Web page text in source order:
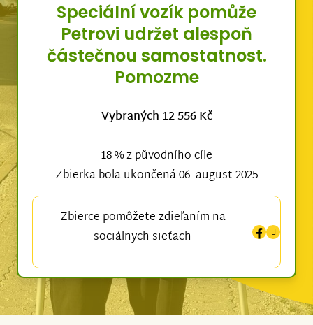
Speciální vozík pomůže
Petrovi udržet alespoň
částečnou samostatnost.
Pomozme
Vybraných 12 556 Kč
18 % z původního cíle
Zbierka bola ukončená 06. august 2025
Zbierce pomôžete zdieľaním na
sociálnych sieťach